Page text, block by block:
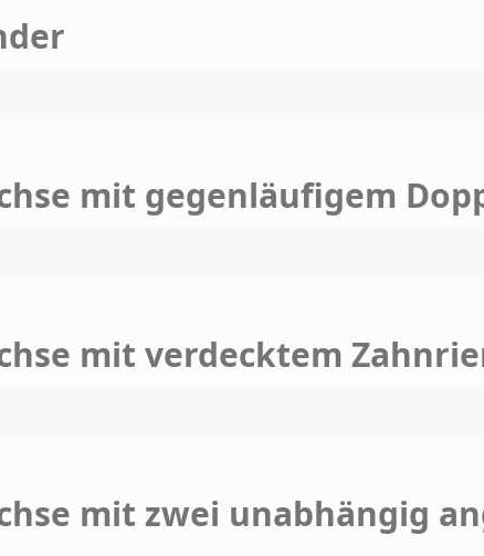
mit gegenläufigem
mit verdecktem
mit zwei unabhängig